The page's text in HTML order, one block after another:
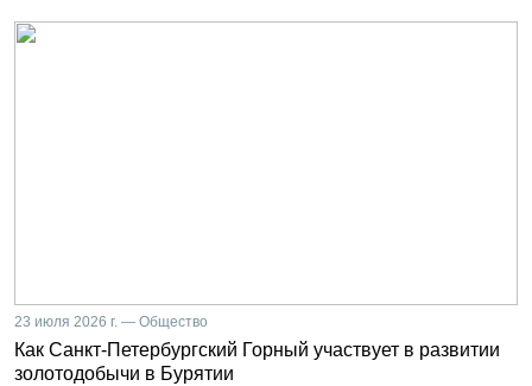
23 июля 2026 г. — Общество
Как Санкт-Петербургский Горный участвует в развитии
золотодобычи в Бурятии